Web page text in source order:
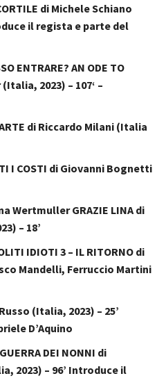
di Michele Schiano
il regista e parte del
ENTRARE? AN ODE TO
2023) – 107‘ –
di Riccardo Milani (Italia
I COSTI di Giovanni Bognetti
Wertmuller GRAZIE LINA di
– 18’
IDIOTI 3 – IL RITORNO di
Mandelli, Ferruccio Martini
(Italia, 2023) – 25’
D’Aquino
DEI NONNI di
2023) – 96’ Introduce il